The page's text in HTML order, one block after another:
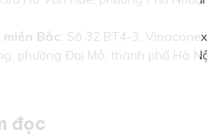
Bắc: Số 32 BT4-3,
phường Đại Mỗ, thành phố Hà
đọc